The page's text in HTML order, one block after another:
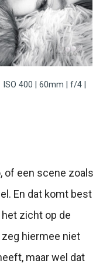
400 | 60mm | f/4 |
of een scene zoals
En dat komt best
zicht op de
hiermee niet
maar wel dat